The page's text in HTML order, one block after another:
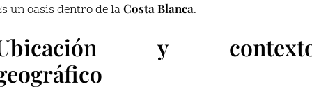
un oasis dentro de laCosta Blanca.
y